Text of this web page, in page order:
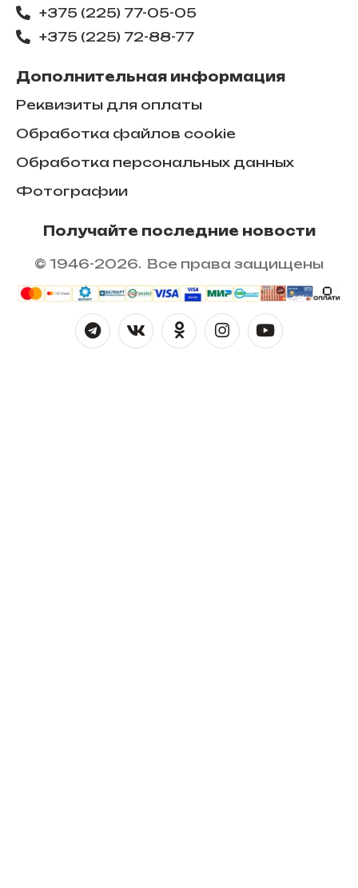
+375 (225) 77-05-05
+375 (225) ​72-88-77
Дополнительная информация
Реквизиты для оплаты
Обработка файлов cookie
Обработка персональных данных
Фотографии
Получайте последние новости
© 1946-2026. Все права защищены